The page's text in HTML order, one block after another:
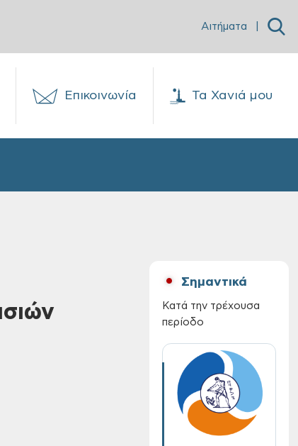
Αιτήματα
Επικοινωνία Τα Χανιά μου
Σημαντικά
Κατά την τρέχουσα
περίοδο